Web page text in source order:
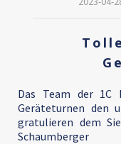
Das Team der 1C
Geräteturnen den
gratulieren dem
Schaumberger